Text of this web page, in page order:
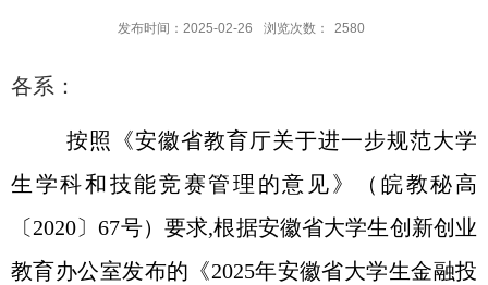
发布时间：2025-02-26 浏览次数： 2580
各系 ：
按照《安徽省教育厅关于进一步规范大学
生学科和技能竞赛管理的意见》（皖教秘高
〔2020〕67号）要求,根据安徽省大学生创新创业
教育办公室发布的《2025年安徽省大学生金融投